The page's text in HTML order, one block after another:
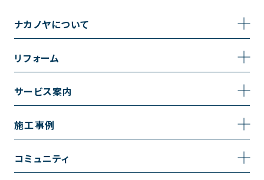
ナカノヤについて
事業内容
採用情報
リフォーム
トイレのリフォーム
キッチンのリフォーム
サービス案内
サービスの流れ
施工事例
施工事例一覧
コミュニティ